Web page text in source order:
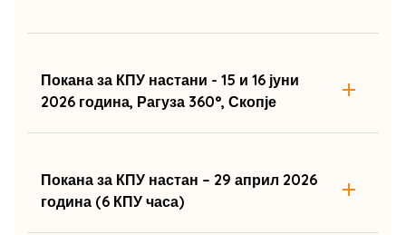
Покана за КПУ настани - 15 и 16 јуни
2026 година, Рагуза 360°, Скопје
Покана за КПУ настан – 29 април 2026
година (6 КПУ часа)